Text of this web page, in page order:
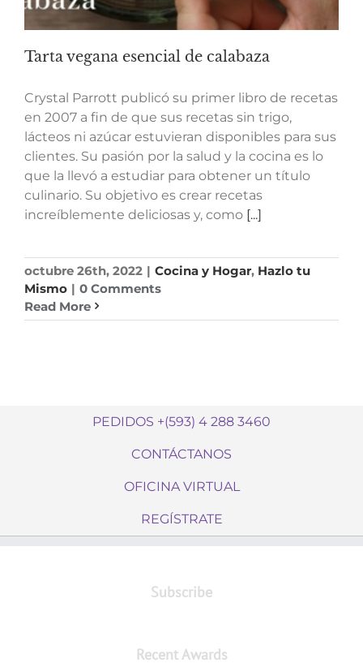
Tarta vegana esencial de calabaza
Crystal Parrott publicó su primer libro de recetas
en 2007 a fin de que sus recetas sin trigo,
lácteos ni azúcar estuvieran disponibles para sus
clientes. Su pasión por la salud y la cocina es lo
que la llevó a estudiar para obtener un título
culinario. Su objetivo es crear recetas
increíblemente deliciosas y, como [...]
octubre 26th, 2022 | Cocina y Hogar, Hazlo tu
Mismo | 0 Comments
Read More
PEDIDOS +(593) 4 288 3460
CONTÁCTANOS
OFICINA VIRTUAL
REGÍSTRATE
Subscribe
Recent Awards